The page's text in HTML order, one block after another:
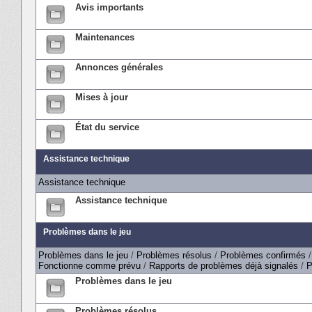
Avis importants
Maintenances
Annonces générales
Mises à jour
État du service
Assistance technique
Assistance technique
Assistance technique
Problèmes dans le jeu
Problèmes dans le jeu / Problèmes résolus / Problèmes confirmés
Fonctionne comme prévu / Rapports de problèmes déjà signalés /
Problèmes dans le jeu